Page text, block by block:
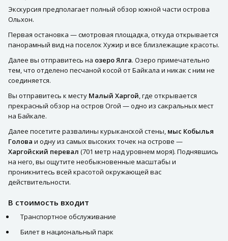
Экскурсия предполагает полный обзор южной части острова
Ольхон.
Первая остановка — смотровая площадка, откуда открывается
панорамный вид на поселок Хужир и все близлежащие красоты.
Далее вы отправитесь на озеро Ялга. Озеро примечательно
тем, что отделено песчаной косой от Байкала и никак с ним не
соединяется.
Вы отправитесь к месту Малый Харгой, где открывается
прекрасный обзор на остров Огой — одно из сакральных мест
на Байкале.
Далее посетите развалины курыканской стены, мыс Кобылья
Голова и одну из самых высоких точек на острове —
Харгойский перевал (701 метр над уровнем моря). Поднявшись
на него, вы ощутите необыкновенные масштабы и
проникнитесь всей красотой окружающей вас
действительности.
В стоимость входит
Транспортное обслуживание
Билет в национальный парк